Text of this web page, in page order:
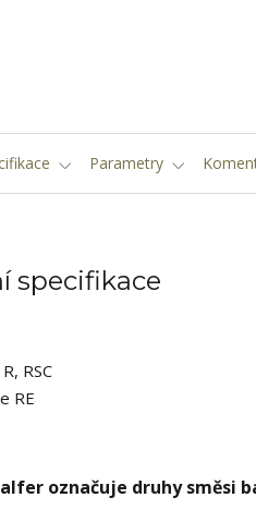
Parametry
specifikace
RSC
RE
označuje druhy směsi